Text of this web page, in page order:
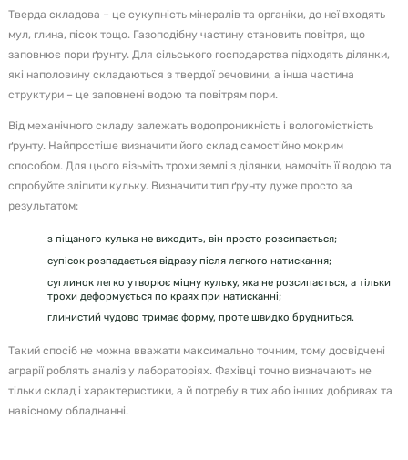
Тверда складова – це сукупність мінералів та органіки, до неї входять
мул, глина, пісок тощо. Газоподібну частину становить повітря, що
заповнює пори ґрунту. Для сільського господарства підходять ділянки,
які наполовину складаються з твердої речовини, а інша частина
структури – це заповнені водою та повітрям пори.
Від механічного складу залежать водопроникність і вологомісткість
ґрунту. Найпростіше визначити його склад самостійно мокрим
способом. Для цього візьміть трохи землі з ділянки, намочіть її водою та
спробуйте зліпити кульку. Визначити тип ґрунту дуже просто за
результатом:
з піщаного кулька не виходить, він просто розсипається;
супісок розпадається відразу після легкого натискання;
суглинок легко утворює міцну кульку, яка не розсипається, а тільки
трохи деформується по краях при натисканні;
глинистий чудово тримає форму, проте швидко брудниться.
Такий спосіб не можна вважати максимально точним, тому досвідчені
аграрії роблять аналіз у лабораторіях. Фахівці точно визначають не
тільки склад і характеристики, а й потребу в тих або інших добривах та
навісному обладнанні.